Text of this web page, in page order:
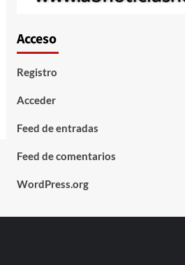
Acceso
Registro
Acceder
Feed de entradas
Feed de comentarios
WordPress.org